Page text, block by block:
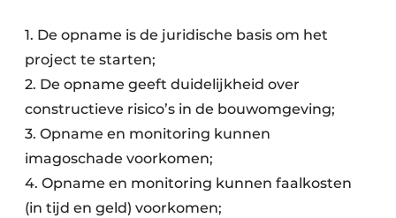
1. De opname is de juridische basis om het
project te starten;
2. De opname geeft duidelijkheid over
constructieve risico’s in de bouwomgeving;
3. Opname en monitoring kunnen
imagoschade voorkomen;
4. Opname en monitoring kunnen faalkosten
(in tijd en geld) voorkomen;